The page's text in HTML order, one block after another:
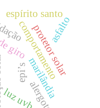
giro
epi’smarilândia
comportamento
espírito santo
luz uvb
protetor solar
asfalto